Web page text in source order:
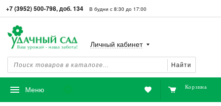
+7 (3952) 500-798, доб. 134 В будни с 8:30 до 17:00
Найти
Личный кабинет
Меню Корзина